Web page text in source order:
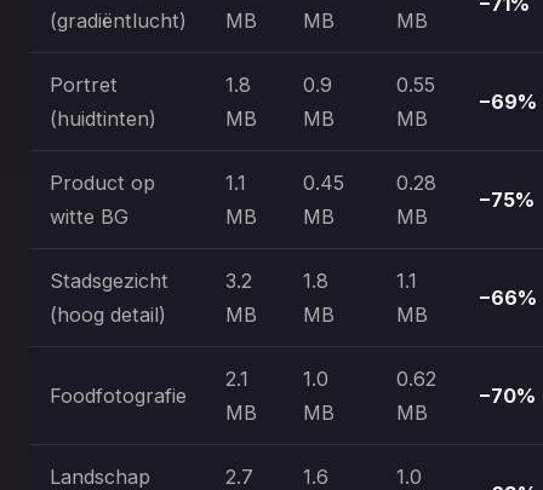
(gradiëntlucht)
MB
MB
MB
Portret
(huidtinten)
1.8
MB
0.9
MB
0.55
MB
−69%
Product op
witte BG
1.1
MB
0.45
MB
0.28
MB
−75%
Stadsgezicht
(hoog detail)
3.2
MB
1.8
MB
1.1
MB
−66%
Foodfotografie
2.1
MB
1.0
MB
0.62
MB
−70%
Landschap
2.7
1.6
1.0